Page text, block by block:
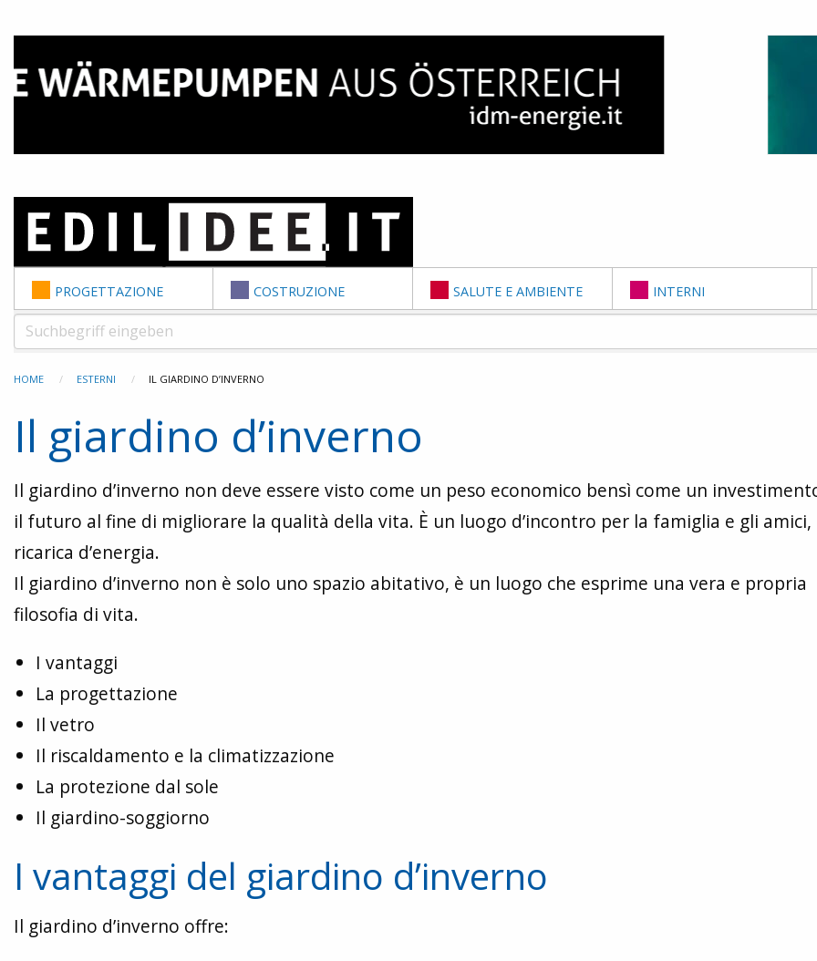
PROGETTAZIONE COSTRUZIONE SALUTE E AMBIENTE INTERNI
HOME ESTERNI IL GIARDINO D’INVERNO
Il giardino d’inverno
Il giardino d’inverno non deve essere visto come un peso economico bensì come un
il futuro al fine di migliorare la qualità della vita. È un luogo d’incontro per la famiglia e gli amici,
ricarica d’energia.
Il giardino d’inverno non è solo uno spazio abitativo, è un luogo che esprime una vera e propria
filosofia di vita.
I vantaggi
La progettazione
Il vetro
Il riscaldamento e la climatizzazione
La protezione dal sole
Il giardino-soggiorno
I vantaggi del giardino d’inverno
Il giardino d’inverno offre: